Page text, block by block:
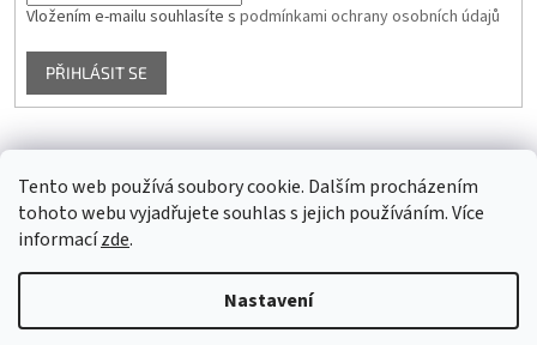
Tento web používá soubory cookie. Dalším procházením
tohoto webu vyjadřujete souhlas s jejich používáním. Více
informacízde.
Nastavení
Vložením e-mailu souhlasíte s podmínkami ochrany osobních údajů
PŘIHLÁSIT SE
Facebook